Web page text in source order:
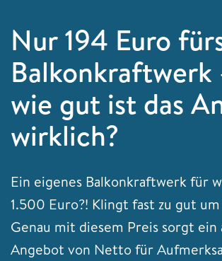
Nur 194 Euro
Balkonkraftwerk
wie gut ist das
wirklich?
Ein eigenes Balkonkraftwerk für
1.500 Euro?! Klingt fast zu gut
Genau mit diesem Preis sorgt ein
Angebot von Netto für